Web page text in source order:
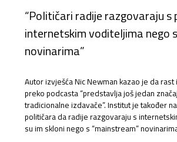
“Političari radije razgovaraju s
internetskim voditeljima nego s
novinarima”
Autor izvješća Nic Newman kazao je da
preko podcasta “predstavlja još jedan
tradicionalne izdavače”. Institut je također
političara da radije razgovaraju s
su im skloni nego s “mainstream”